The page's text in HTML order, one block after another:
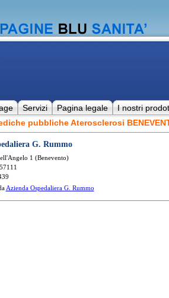
Servizi Pagina legale I nostri
pubbliche Aterosclerosi
G. Rummo
1 (Benevento)
Azienda Ospedaliera G. Rummo